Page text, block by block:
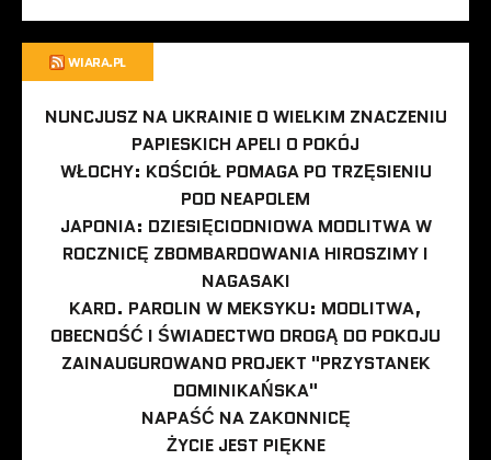
WIARA.PL
NUNCJUSZ NA UKRAINIE O WIELKIM ZNACZENIU
PAPIESKICH APELI O POKÓJ
WŁOCHY: KOŚCIÓŁ POMAGA PO TRZĘSIENIU
POD NEAPOLEM
JAPONIA: DZIESIĘCIODNIOWA MODLITWA W
ROCZNICĘ ZBOMBARDOWANIA HIROSZIMY I
NAGASAKI
KARD. PAROLIN W MEKSYKU: MODLITWA,
OBECNOŚĆ I ŚWIADECTWO DROGĄ DO POKOJU
ZAINAUGUROWANO PROJEKT "PRZYSTANEK
DOMINIKAŃSKA"
NAPAŚĆ NA ZAKONNICĘ
ŻYCIE JEST PIĘKNE